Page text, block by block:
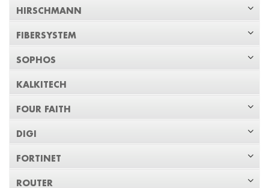
HIRSCHMANN
FIBERSYSTEM
SOPHOS
KALKITECH
FOUR FAITH
DIGI
FORTINET
ROUTER